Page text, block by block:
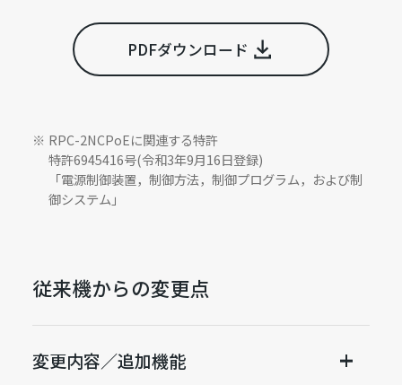
PDFダウンロード
RPC-2NCPoEに関連する特許
特許6945416号(令和3年9月16日登録)
「電源制御装置，制御方法，制御プログラム，および制
御システム」
従来機からの変更点
変更内容／追加機能